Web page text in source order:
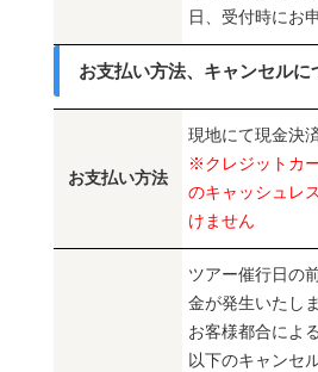
日、受付時にお
お支払い方法、キャンセルに
お支払い方法
現地にて現金決
※クレジットカ
のキャッシュレ
けません
ツアー催行日の
金が発生いたしま
お客様都合によ
以下のキャンセ